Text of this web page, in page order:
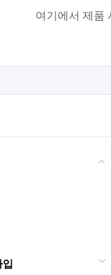
여기에서 제품
입